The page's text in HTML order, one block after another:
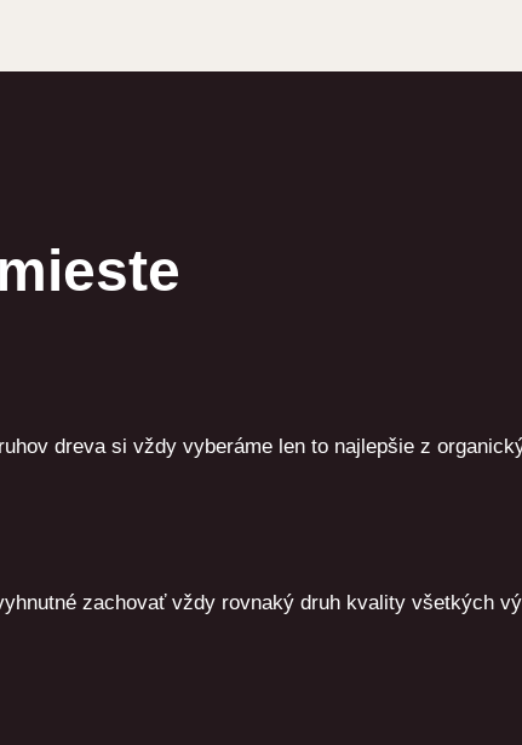
dreva si vždy vyberáme len to najlepšie z
zachovať vždy rovnaký druh kvality všetkých